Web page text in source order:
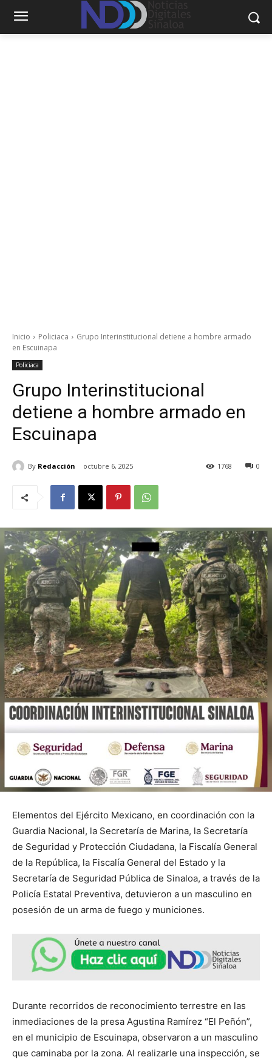
Inicio Policiaca
Grupo Interinstitucional detiene a hombre armado
en Escuinapa
Policiaca
Grupo Interinstitucional
detiene a hombre armado en
Escuinapa
By Redacción octubre 6, 2025 0
1768
Elementos del Ejército Mexicano, en coordinación con la
Guardia Nacional, la Secretaría de Marina, la Secretaría
de Seguridad y Protección Ciudadana, la Fiscalía General
de la República, la Fiscalía General del Estado y la
Secretaría de Seguridad Pública de Sinaloa, a través de la
Policía Estatal Preventiva, detuvieron a un masculino en
posesión de un arma de fuego y municiones.
Durante recorridos de reconocimiento terrestre en las
inmediaciones de la presa Agustina Ramírez “El Peñón”,
en el municipio de Escuinapa, observaron a un masculino
que caminaba por la zona. Al realizarle una inspección, se